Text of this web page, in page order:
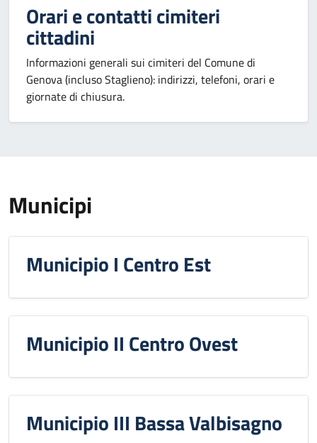
Orari e contatti cimiteri
cittadini
Informazioni generali sui cimiteri del Comune di
Genova (incluso Staglieno): indirizzi, telefoni, orari e
giornate di chiusura.
Municipi
Municipio I Centro Est
Municipio II Centro Ovest
Municipio III Bassa Valbisagno